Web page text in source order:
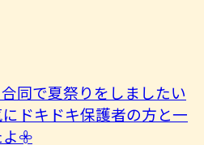
同で夏祭りをしましたい
ドキドキ保護者の方と一
よ︎𖧷